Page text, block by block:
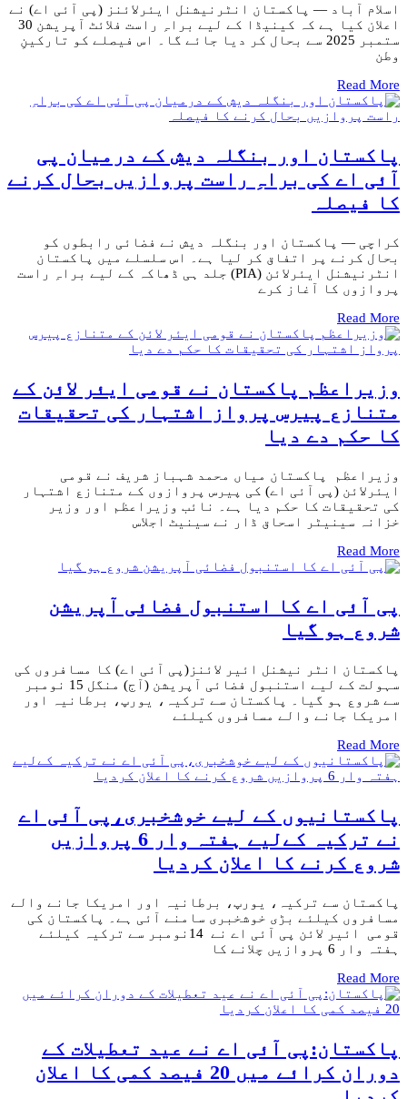
اسلام آباد — پاکستان انٹرنیشنل ایئرلائنز (پی آئی اے) نے
اعلان کیا ہے کہ کینیڈا کے لیے براہِ راست فلائٹ آپریشن 30
ستمبر 2025 سے بحال کر دیا جائے گا۔ اس فیصلے کو تارکینِ
وطن
Read More
پاکستان اور بنگلہ دیش کے درمیان پی
آئی اے کی براہِ راست پروازیں بحال کرنے
کا فیصلہ
کراچی — پاکستان اور بنگلہ دیش نے فضائی رابطوں کو
بحال کرنے پر اتفاق کر لیا ہے۔ اس سلسلے میں پاکستان
انٹرنیشنل ایئرلائن (PIA) جلد ہی ڈھاکہ کے لیے براہِ راست
پروازوں کا آغاز کرے
Read More
وزیراعظم پاکستان نے قومی ایئر لائن کے
متنازع پیرس پرواز اشتہار کی تحقیقات
کا حکم دے دیا
وزیراعظم پاکستان میاں محمد شہباز شریف نے قومی
ایئرلائن (پی آئی اے) کی پیرس پروازوں کے متنازع اشتہار
کی تحقیقات کا حکم دیا ہے۔ نائب وزیراعظم اور وزیر
خزانہ سینیٹر اسحاق ڈار نے سینیٹ اجلاس
Read More
پی آئی اے کا استنبول فضائی آپریشن
شروع ہو گیا
پاکستان انٹر نیشنل ائیر لائنز(پی آئی اے) کا مسافروں کی
سہولت کے لیے استنبول فضائی آپریشن (آج) منگل 15 نومبر
سے شروع ہو گیا۔ پاکستان سے ترکیہ، یورپ، برطانیہ اور
امریکا جانے والے مسافروں کیلئے
Read More
پاکستانیوں کے لیے خوشخبری،پی آئی اے
نے ترکیہ کےلیے ہفتہ وار 6 پروازیں
شروع کرنے کا اعلان کردیا
پاکستان سے ترکیہ، یورپ، برطانیہ اور امریکا جانے والے
مسافروں کیلئے بڑی خوشخبری سامنے آئی ہے۔ پاکستان کی
قومی ائیر لائن پی آئی اے نے 14نومبر سے ترکیہ کیلئے
ہفتہ وار 6 پروازیں چلانے کا
Read More
پاکستان:پی آئی اے نے عید تعطیلات کے
دوران کرائے میں 20 فیصد کمی کا اعلان